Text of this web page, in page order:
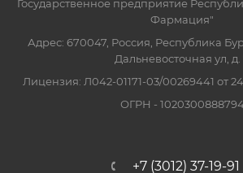
Государственное предприятие
Фармация"
Адрес: 670047, Россия, Республика
Дальневосточная ул, д.
Лицензия: Л042-01171-03/00269441 от
ОГРН -
+7 (3012) 37-19-91